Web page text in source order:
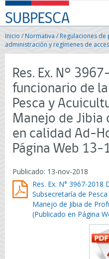
Contenido
principal
SUBPESCA
-
Subsecretaría
de
Pesca
Acuicultura
Gobierno
de
Chile
Inicio /Normativa / Regulaciones de
administración y regímenes de
Res. Ex. N°
funcionario de
Pesca y
Manejo de Jibia
en calidad Ad-
Página Web
Publicado: 13-nov-2018
Res. Ex. N° 3967-
Subsecretaría de
Manejo de Jibia de
(Publicado en Página